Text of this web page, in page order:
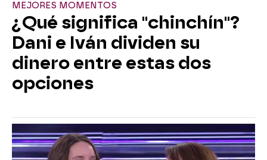
MEJORES MOMENTOS
¿Qué significa "chinchín"?
Dani e Iván dividen su
dinero entre estas dos
opciones